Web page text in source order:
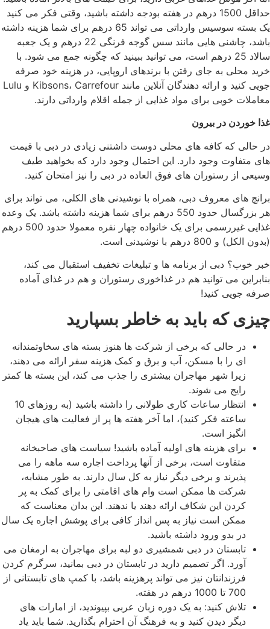
حداقل 1500 درهم در هفته بودجه داشته باشید، وقتی فکر می کنید
یک بسته سوسیس وارداتی می تواند 65 درهم برای شما هزینه داشته
باشد، چاشنی هایی مانند سس گوجه فرنگی 22 درهم و یک جعبه
سالاد 25 درهم است، می توانید ببینید که چگونه جمع می شود. با
خرید محلی به جای رفتن با برندهای اروپایی، در هزینه خود صرفه
جویی کنید و ارائه دهندگان آنلاین مانند Kibsons، Carrefour و Lulu
معاملات خوبی برای مواد غذایی از جمله اقلام وارداتی دارند.
غذا خوردن در بیرون
در حالی که کافه های محلی دوست داشتنی زیادی در دبی با قیمت
های متفاوت وجود دارد. این احتمال وجود دارد که بخواهید طیف
وسیعی از رستوران های فوق العاده در دبی را نیز امتحان کنید.
برانچ های معروف دبی، همراه با نوشیدنی های الکلی، می تواند برای
هر بزرگسال حدود 550 درهم برای شما هزینه داشته باشد. یک وعده
غذایی غیررسمی برای یک خانواده چهار نفره معمولا حدود 500 درهم
(بدون الکل) و 800 درهم با نوشیدنی است.
خبر خوب؟ دبی از برنامه ها و تبلیغات تخفیف استقبال می کند،
بنابراین می توانید هم در غذاخوری رستوران و هم در غذای آماده
صرفه جویی کنید!
چیزی که باید به خاطر بسپارید
در حالی که برخی از شرکت ها هنوز بسته های سخاوتمندانه
ای را با مسکن، آب و برق و کمک هزینه سفر ارائه می دهند،
زیرا شهر مهاجران بیشتری را جذب می کند، این بسته ها کمتر
رایج می شوند.
انتظار ساعات کاری طولانی را داشته باشید (به روزهای 10
ساعته فکر کنید)، اما آخر هفته ها پر از فعالیت های هیجان
انگیز است.
برای هزینه های اولیه آماده باشید! سیاست های صاحبخانه
متفاوت است، برخی از آنها پرداخت اجاره سه ماهه را می
پذیرند و برخی دیگر نیاز به کل سال دارند. به طور مشابه،
شرکت ها ممکن است وام های اقامتی را برای کمک به پر
کردن این شکاف ارائه دهند یا ندهند. این بدان معناست که
ممکن است نیاز به پس انداز کافی برای پوشش اجاره یک سال
در بدو ورود داشته باشید.
تابستان در دبی شمشیری دو لبه برای مهاجران به ارمغان می
آورد. اگر تصمیم دارید در تابستان در دبی بمانید، سرگرم کردن
فرزندانتان نیز می تواند پرهزینه باشد، با کمپ های تابستانی از
700 تا 1000 درهم در هفته.
تلاش کنید: به یک دوره زبان عربی بپیوندید، از امارات های
دیگر دیدن کنید و به فرهنگ آن احترام بگذارید. شما باید یاد